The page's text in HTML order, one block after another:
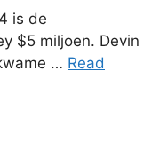
is de
$5 miljoen. Devin
… Read